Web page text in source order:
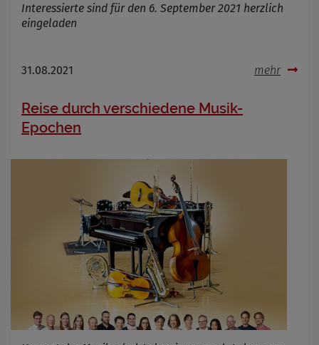
Interessierte sind für den 6. September 2021 herzlich
eingeladen
31.08.2021 mehr
Reise durch verschiedene Musik-
Epochen